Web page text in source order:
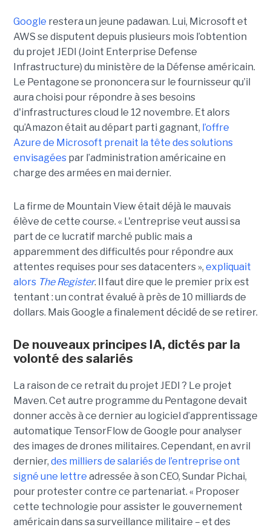
Google restera un jeune padawan. Lui, Microsoft et
AWS se disputent depuis plusieurs mois l’obtention
du projet JEDI (Joint Enterprise Defense
Infrastructure) du ministère de la Défense américain.
Le Pentagone se prononcera sur le fournisseur qu’il
aura choisi pour répondre à ses besoins
d'infrastructures cloud le 12 novembre. Et alors
qu’Amazon était au départ parti gagnant, l’offre
Azure de Microsoft prenait la tête des solutions
envisagéespar l’administration américaine en
charge des armées en mai dernier.
La firme de Mountain View était déjà le mauvais
élève de cette course. « L'entreprise veut aussi sa
part de ce lucratif marché public mais a
apparemment des difficultés pour répondre aux
attentes requises pour ses datacenters », expliquait
alors The Register. Il faut dire que le premier prix est
tentant : un contrat évalué à près de 10 milliards de
dollars. Mais Google a finalement décidé de se retirer.
De nouveaux principes IA, dictés par la
volonté des salariés
La raison de ce retrait du projet JEDI ? Le projet
Maven. Cet autre programme du Pentagone devait
donner accès à ce dernier au logiciel d’apprentissage
automatique TensorFlow de Google pour analyser
des images de drones militaires. Cependant, en avril
dernier, des milliers de salariés de l’entreprise ont
signé une lettre adressée à son CEO, Sundar Pichai,
pour protester contre ce partenariat. « Proposer
cette technologie pour assister le gouvernement
américain dans sa surveillance militaire – et des